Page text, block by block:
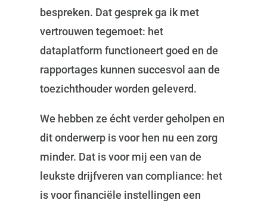
bespreken. Dat gesprek ga ik met
vertrouwen tegemoet: het
dataplatform functioneert goed en de
rapportages kunnen succesvol aan de
toezichthouder worden geleverd.
We hebben ze écht verder geholpen en
dit onderwerp is voor hen nu een zorg
minder. Dat is voor mij een van de
leukste drijfveren van compliance: het
is voor financiële instellingen een